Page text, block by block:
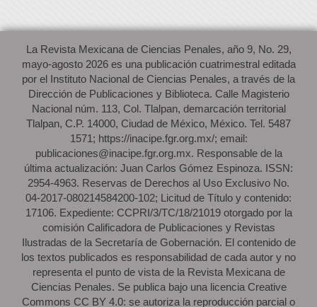
La Revista Mexicana de Ciencias Penales, año 9, No. 29,
mayo-agosto 2026 es una publicación cuatrimestral editada
por el Instituto Nacional de Ciencias Penales, a través de la
Dirección de Publicaciones y Biblioteca. Calle Magisterio
Nacional núm. 113, Col. Tlalpan, demarcación territorial
Tlalpan, C.P. 14000, Ciudad de México, México. Tel. 5487
1571; https://inacipe.fgr.org.mx/; email:
publicaciones@inacipe.fgr.org.mx. Responsable de la
última actualización: Juan Carlos Gómez Espinoza. ISSN:
2954-4963. Reservas de Derechos al Uso Exclusivo No.
04-2017-080214584200-102; Licitud de Título y contenido:
17106. Expediente: CCPRI/3/TC/18/21019 otorgado por la
comisión Calificadora de Publicaciones y Revistas
Ilustradas de la Secretaría de Gobernación. El contenido de
los textos publicados es responsabilidad de cada autor y no
representa el punto de vista de la Revista Mexicana de
Ciencias Penales. Se publica bajo una licencia Creative
Commons CC BY 4.0: se autoriza la reproducción parcial o